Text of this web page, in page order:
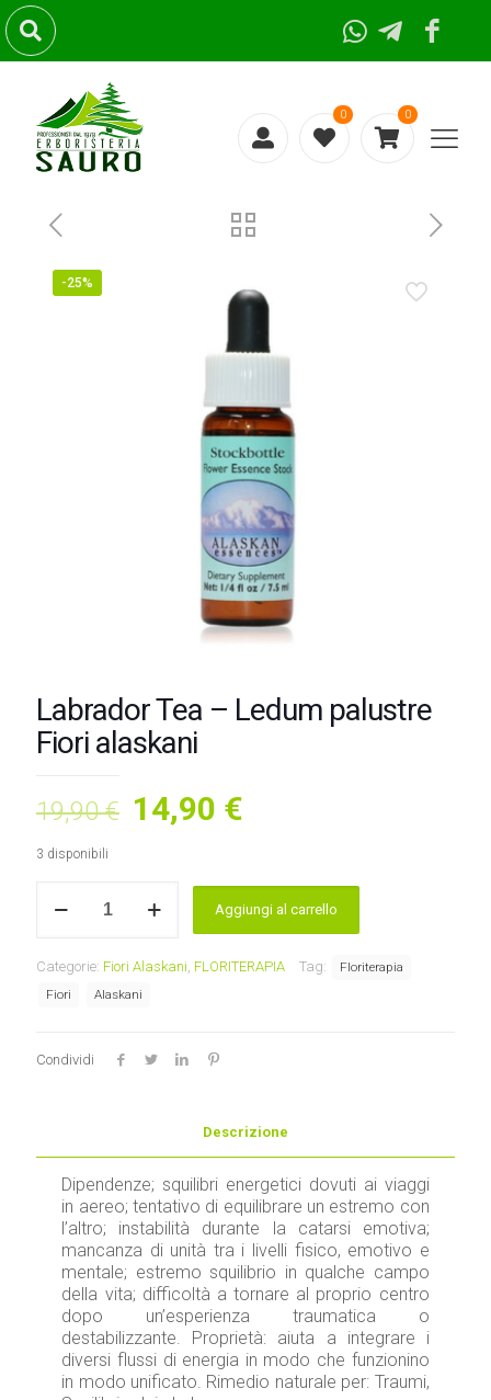
0 0
-25%
Labrador Tea – Ledum palustre
Fiori alaskani
19,90€ Il
era:
19,90 €.
14,90 €
è:
14,90 €.
3 disponibili
Tea
palustre
Fiori
Aggiungi al carrello
Categorie: Fiori Alaskani, FLORITERAPIA Tag:
Floriterapia
Fiori
Alaskani
Condividi
Descrizione
Dipendenze; squilibri energetici dovuti ai viaggi
in aereo; tentativo di equilibrare un estremo con
l’altro; instabilità durante la catarsi emotiva;
mancanza di unità tra i livelli fisico, emotivo e
mentale; estremo squilibrio in qualche campo
della vita; difficoltà a tornare al proprio centro
dopo un’esperienza traumatica o
destabilizzante. Proprietà: aiuta a integrare i
diversi flussi di energia in modo che funzionino
in modo unificato. Rimedio naturale per: Traumi,